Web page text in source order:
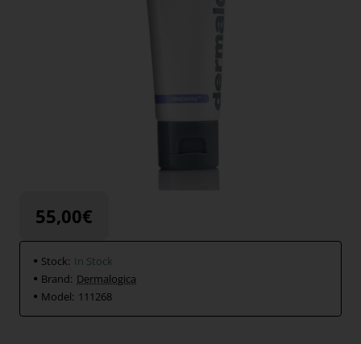
55,00€
Stock: In Stock
Brand: Dermalogica
Model: 111268